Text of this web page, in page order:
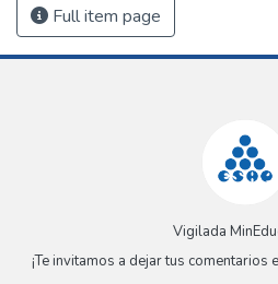
Full item page
Vigilada
¡Te invitamos a dejar tus comentarios